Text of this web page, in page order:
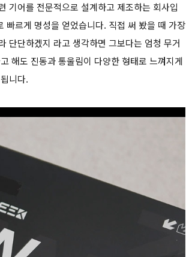
기어를 전문적으로 설계하고 제조하는 회사입
르게 명성을 얻었습니다. 직접 써 봤을 때 가장
단단하겠지 라고 생각하면 그보다는 엄청 무거
해도 진동과 통울림이 다양한 형태로 느껴지게
니다.